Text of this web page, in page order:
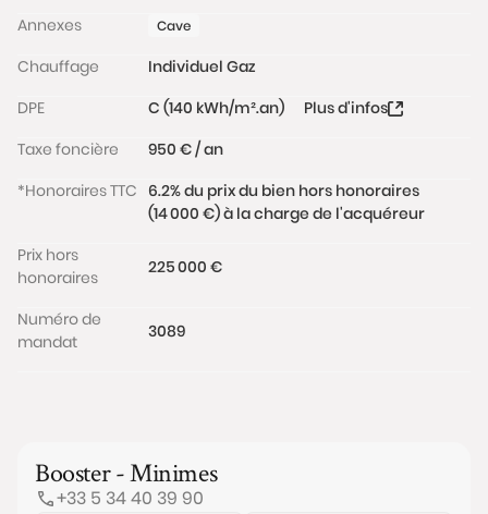
Annexes
Cave
Chauffage
Individuel Gaz
DPE
C (140 kWh/m².an)
Plus d'infos
Taxe foncière
950 € / an
*Honoraires TTC 6.2% du prix du bien hors honoraires
(14 000 €) à la charge de l'acquéreur
Prix hors
honoraires
225 000 €
Numéro de
mandat
3089
Booster - Minimes
+33 5 34 40 39 90